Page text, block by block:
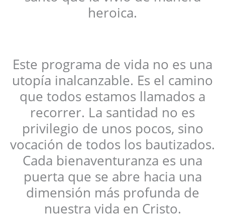
heroica.
Este programa de vida no es una
utopía inalcanzable. Es el camino
que todos estamos llamados a
recorrer. La santidad no es
privilegio de unos pocos, sino
vocación de todos los bautizados.
Cada bienaventuranza es una
puerta que se abre hacia una
dimensión más profunda de
nuestra vida en Cristo.